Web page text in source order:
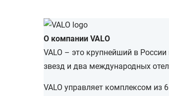
О компании VALO
VALO – это крупнейший в
звезд и два международных
VALO управляет комплексом из